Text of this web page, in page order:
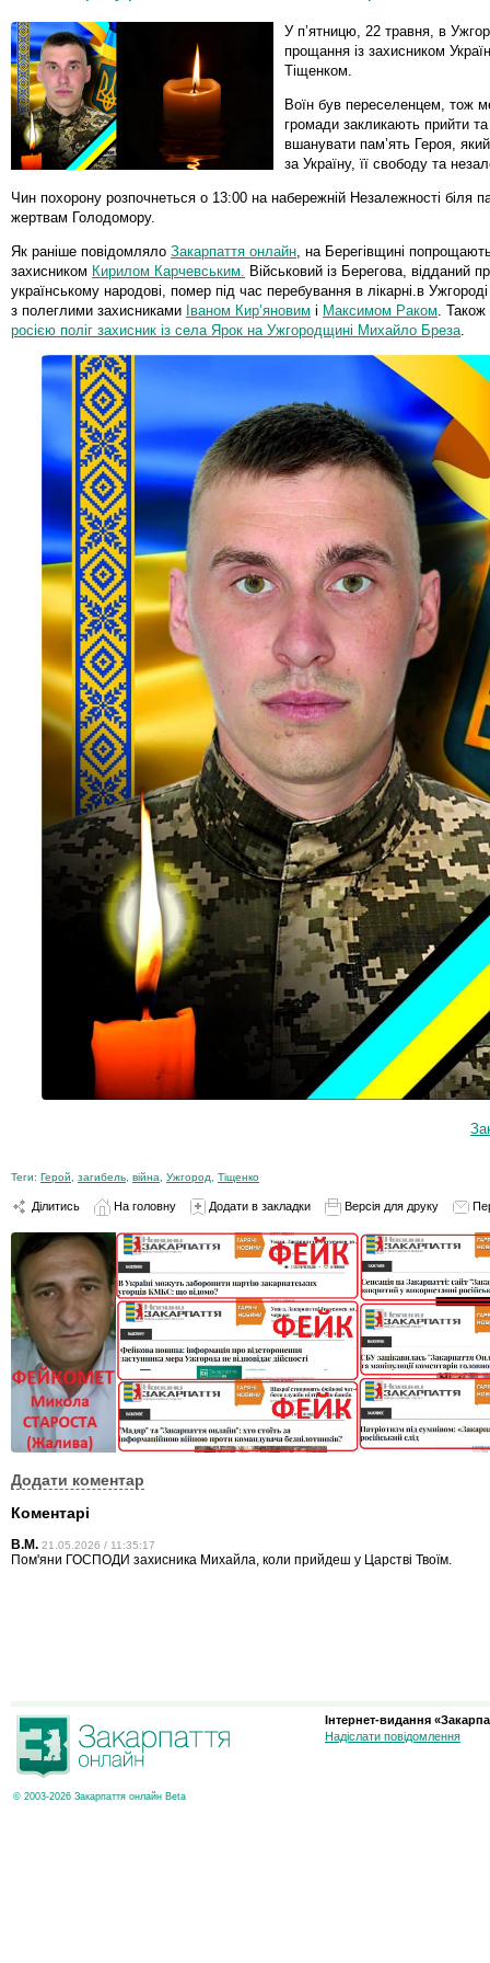
У п’ятницю, 22 травня, в
прощання із захисником
Тіщенком.
Воїн був переселенцем, тож
громади закликають прийти та
вшанувати пам’ять Героя,
за Україну, її свободу та
Чин похорону розпочнеться о 13:00 на набережній Незалежності біля
жертвам Голодомору.
Як раніше повідомляло Закарпаття онлайн , на Берегівщині
захисником Кирилом Карчевським.
Військовий із Берегова, відданий
українському народові, помер під час перебування в лікарні.в
з полеглими захисниками Іваном Кир’яновим і Максимом Раком . Також
росією поліг захисник із села Ярок на Ужгородщині Михайло Бреза
Теги: Герой загибель війна Ужгород Тіщенко
Ділитись На головну Додати в закладки Версія для друку
Додати коментар
Коментарі
В.М. 21.05.2026 / 11:35:17
Пом'яни ГОСПОДИ захисника Михайла, коли прийдеш у Царстві Твоїм.
© 2003-2026 Закарпаття онлайн Beta
Інтернет-видання
Надіслати повідомлення